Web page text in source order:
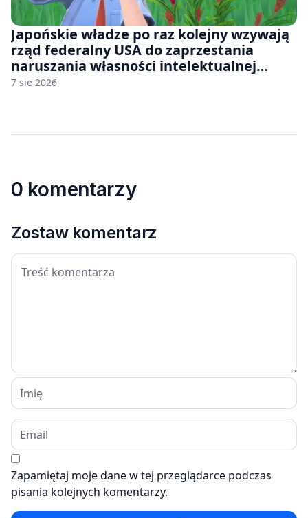
Japońskie władze po raz kolejny wzywają
rząd federalny USA do zaprzestania
naruszania własności intelektualnej
japońskich gier i anime
7 sie 2026
0 komentarzy
Zostaw komentarz
Zapamiętaj moje dane w tej przeglądarce podczas
pisania kolejnych komentarzy.